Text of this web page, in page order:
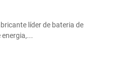
líder de bateria de